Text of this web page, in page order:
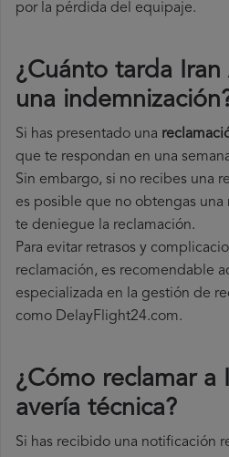
por la pérdida del equipaje.
¿Cuánto tarda
una
Si has presentado una
que te respondan en una
Sin embargo, si no recibes una
es posible que no obtengas una
te deniegue la reclamación.
Para evitar retrasos y
reclamación, es recomendable
especializada en la gestión de
como DelayFlight24.com.
¿Cómo reclamar a
avería técnica?
Si has recibido una notificación